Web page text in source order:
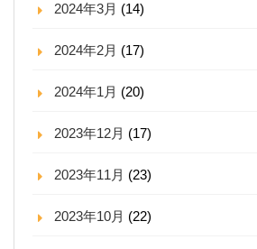
2024年3月 (14)
2024年2月 (17)
2024年1月 (20)
2023年12月 (17)
2023年11月 (23)
2023年10月 (22)